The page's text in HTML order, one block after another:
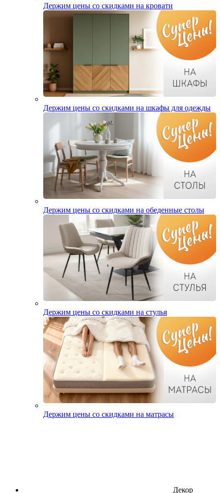
Держим цены со скидками на кровати
Держим цены со скидками на шкафы для одежды
Держим цены со скидками на обеденные столы
Держим цены со скидками на стулья
Держим цены со скидками на матрасы
Декор